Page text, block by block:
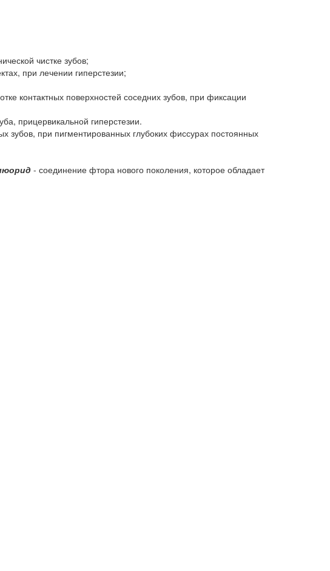
чистке зубов;
при лечении гиперстезии;
контактных поверхностей соседних зубов, при фиксации
прицервикальной гиперстезии.
зубов, при пигментированных глубоких фиссурах постоянных
- соединение фтора нового поколения, которое обладает